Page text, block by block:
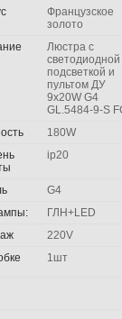
Французское
золото
Люстра с
светодиодной
подсветкой и
пультом ДУ
9x20W G4
GL.5484-9-S
180W
ip20
G4
ГЛН+LED
220V
1шт